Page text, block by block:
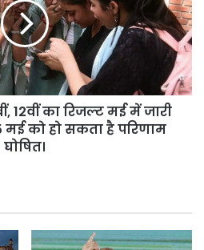
12वीं का रिजल्ट मई में जारी
मई को हो सकता है परिणाम
घोषित।